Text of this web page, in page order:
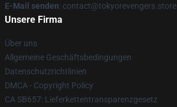
E-Mail senden: contact@tokyorevengers.store
Unsere Firma
Über uns
Allgemeine Geschäftsbedingungen
Datenschutzrichtlinien
DMCA - Copyright Policy
CA SB657: Lieferkettentransparenzgesetz